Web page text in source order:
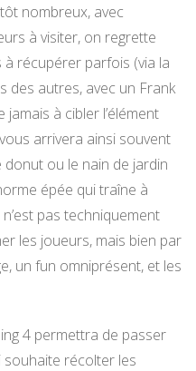
nombreux, avec
à visiter, on regrette
à récupérer parfois (via la
des autres, avec un Frank
à cibler l’élément
arrivera ainsi souvent
ou le nain de jardin
épée qui traîne à
pas techniquement
les joueurs, mais bien par
un fun omniprésent, et les
4 permettra de passer
récolter les